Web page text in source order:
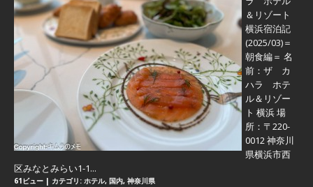
＆リゾート
横浜宿泊記
(2025/03)＝
朝食編＝ 名
前：ザ カ
ハラ ホテ
ル＆リゾー
ト 横浜 場
所：〒220-
0012 神奈川
県横浜市西
区みなとみらい1-1...
61ビュー | カテゴリ: ホテル, 国内, 神奈川県